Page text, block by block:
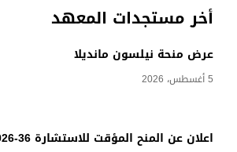
أخر مستجدات المعهد
عرض منحة نيلسون مانديلا
5 أغسطس، 2026
اعلان عن المنح المؤقت للاستشارة 36-2026